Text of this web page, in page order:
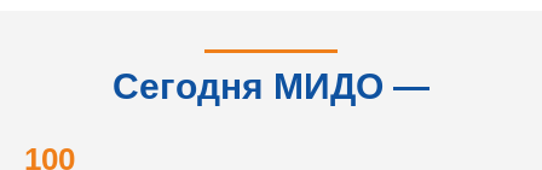
Сегодня МИДО —
100